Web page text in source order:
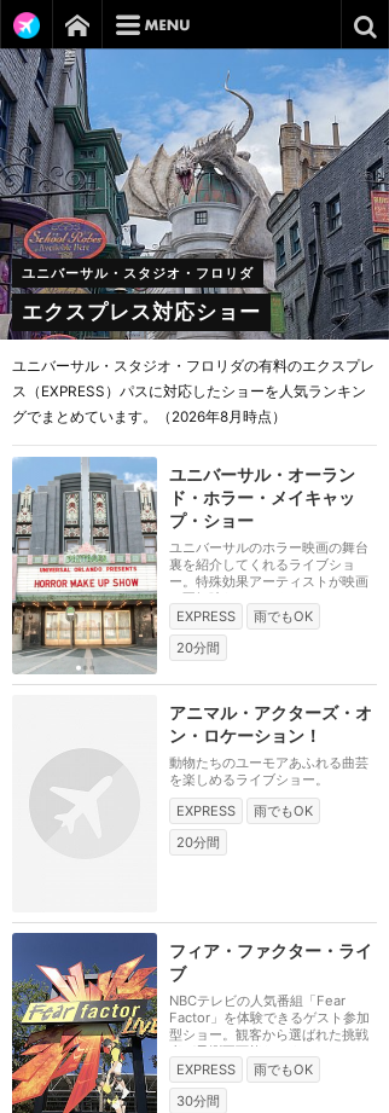
ユニバーサル・スタジオ・フロリダ
エクスプレス対応ショー
ユニバーサル・スタジオ・フロリダの有料のエクスプレ
ス（EXPRESS）パスに対応したショーを人気ランキン
グでまとめています。（2026年8月時点）
ユニバーサル・オーラン
ド・ホラー・メイキャッ
プ・ショー
ユニバーサルのホラー映画の舞台
裏を紹介してくれるライブショ
ー。特殊効果アーティストが映画
の不気味なキャラク...
EXPRESS
雨でもOK
20分間
アニマル・アクターズ・オ
ン・ロケーション！
動物たちのユーモアあふれる曲芸
を楽しめるライブショー。
EXPRESS
雨でもOK
20分間
フィア・ファクター・ライ
ブ
NBCテレビの人気番組「Fear
Factor」を体験できるゲスト参加
型ショー。観客から選ばれた挑戦
者が予測不可能なスタ...
EXPRESS
雨でもOK
30分間